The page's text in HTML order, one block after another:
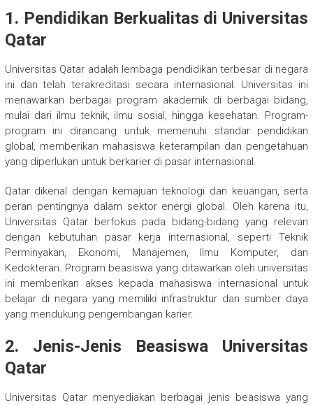
1. Pendidikan Berkualitas di Universitas
Qatar
Universitas Qatar adalah lembaga pendidikan terbesar di negara
ini dan telah terakreditasi secara internasional. Universitas ini
menawarkan berbagai program akademik di berbagai bidang,
mulai dari ilmu teknik, ilmu sosial, hingga kesehatan. Program-
program ini dirancang untuk memenuhi standar pendidikan
global, memberikan mahasiswa keterampilan dan pengetahuan
yang diperlukan untuk berkarier di pasar internasional.
Qatar dikenal dengan kemajuan teknologi dan keuangan, serta
peran pentingnya dalam sektor energi global. Oleh karena itu,
Universitas Qatar berfokus pada bidang-bidang yang relevan
dengan kebutuhan pasar kerja internasional, seperti Teknik
Perminyakan, Ekonomi, Manajemen, Ilmu Komputer, dan
Kedokteran. Program beasiswa yang ditawarkan oleh universitas
ini memberikan akses kepada mahasiswa internasional untuk
belajar di negara yang memiliki infrastruktur dan sumber daya
yang mendukung pengembangan karier.
2. Jenis-Jenis Beasiswa Universitas
Qatar
Universitas Qatar menyediakan berbagai jenis beasiswa yang